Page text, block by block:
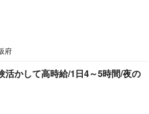
府
活かして高時給/1日4～5時間/夜の